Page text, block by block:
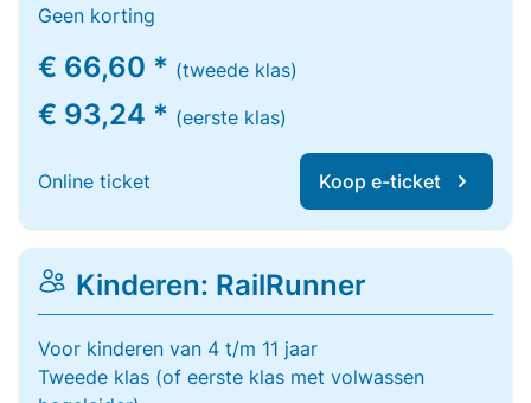
Geen korting
€ 66,60 * (tweede klas)
€ 93,24 * (eerste klas)
Online ticket Koop e-ticket
Kinderen: RailRunner
Voor kinderen van 4 t/m 11 jaar
Tweede klas (of eerste klas met volwassen